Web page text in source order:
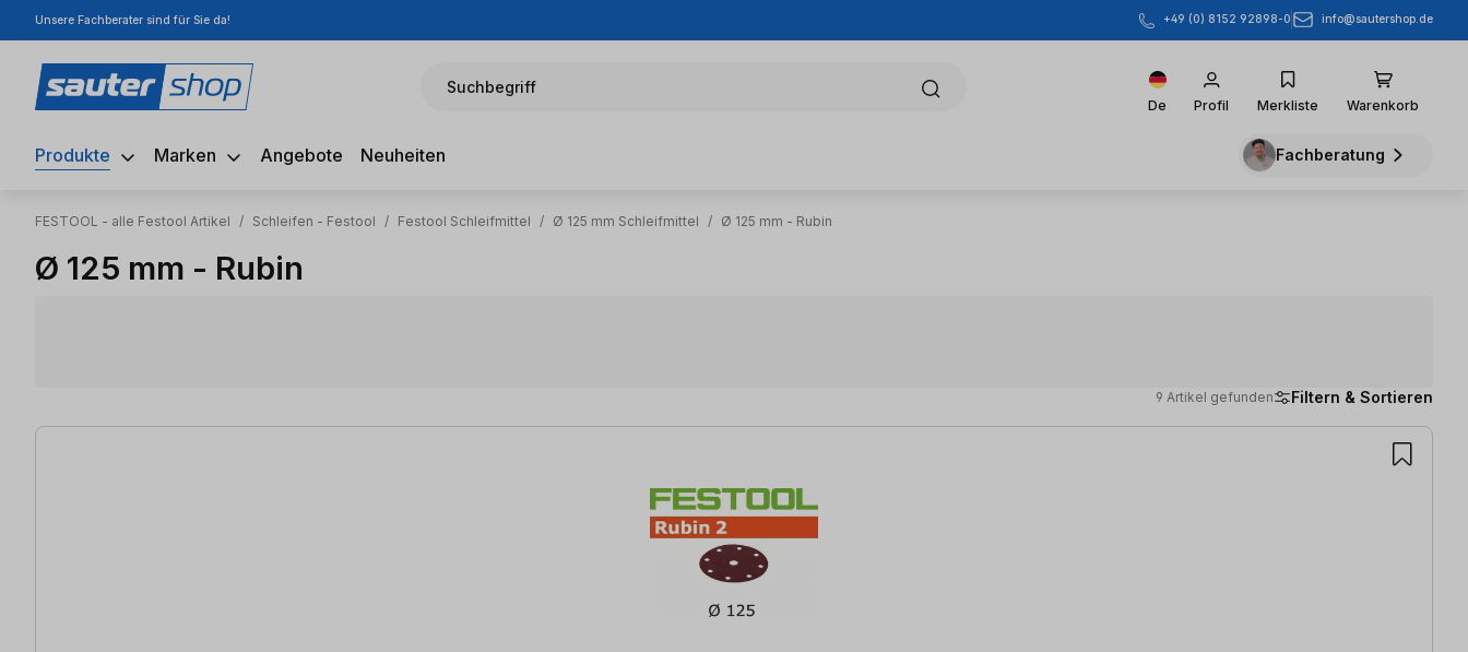
Hauptinhalt springen
Zur Suche springen
Zur Hauptnavigation springen
Unsere Fachberater sind für Sie da! +49 (0) 8152 92898-0 info@sautershop.de
Suchbegriff
De Profil Merkliste Warenkorb
Produkte Marken Angebote Neuheiten Fachberatung
FESTOOL - alle Festool Artikel / Schleifen - Festool / Festool Schleifmittel / Ø 125 mm Schleifmittel / Ø 125 mm - Rubin
Ø 125 mm - Rubin
9 Artikel gefunden Filtern & Sortieren
9 Artikel gefunden